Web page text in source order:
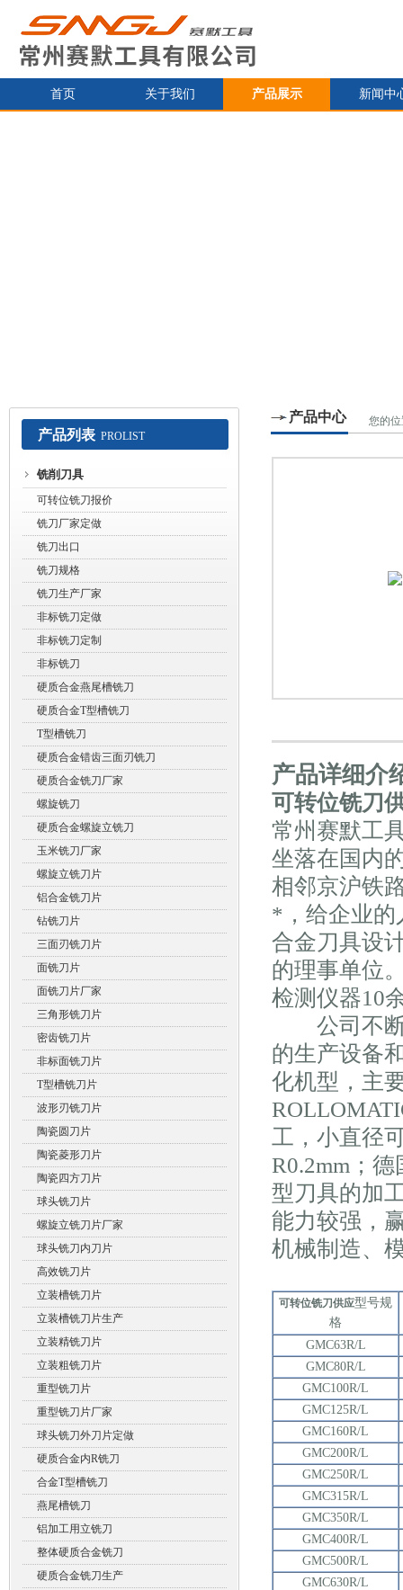
常州赛默工具有限公司
首页 关于我们 产品展示 新闻中
产品列表 PROLIST
铣削刀具
可转位铣刀报价
铣刀厂家定做
铣刀出口
铣刀规格
铣刀生产厂家
非标铣刀定做
非标铣刀定制
非标铣刀
硬质合金燕尾槽铣刀
硬质合金T型槽铣刀
T型槽铣刀
硬质合金错齿三面刃铣刀
硬质合金铣刀厂家
螺旋铣刀
硬质合金螺旋立铣刀
玉米铣刀厂家
螺旋立铣刀片
铝合金铣刀片
钻铣刀片
三面刃铣刀片
面铣刀片
面铣刀片厂家
三角形铣刀片
密齿铣刀片
非标面铣刀片
T型槽铣刀片
波形刃铣刀片
陶瓷圆刀片
陶瓷菱形刀片
陶瓷四方刀片
球头铣刀片
螺旋立铣刀片厂家
球头铣刀内刀片
高效铣刀片
立装槽铣刀片
立装槽铣刀片生产
立装精铣刀片
立装粗铣刀片
重型铣刀片
重型铣刀片厂家
球头铣刀外刀片定做
硬质合金内R铣刀
合金T型槽铣刀
燕尾槽铣刀
铝加工用立铣刀
整体硬质合金铣刀
硬质合金铣刀生产
产品中心 您的
产品详细介
可转位铣刀
常州赛默工
坐落在国内
相邻京沪铁
*，给企业的
合金刀具设
的理事单位
检测仪器10
公司不断
的生产设备
化机型，主
工，小直径
R0.2mm；
型刀具的加
能力较强，
机械制造、
可转位铣刀供应型号规
格
GMC63R/L
GMC80R/L
GMC100R/L
GMC125R/L
GMC160R/L
GMC200R/L
GMC250R/L
GMC315R/L
GMC350R/L
GMC400R/L
GMC500R/L
GMC630R/L